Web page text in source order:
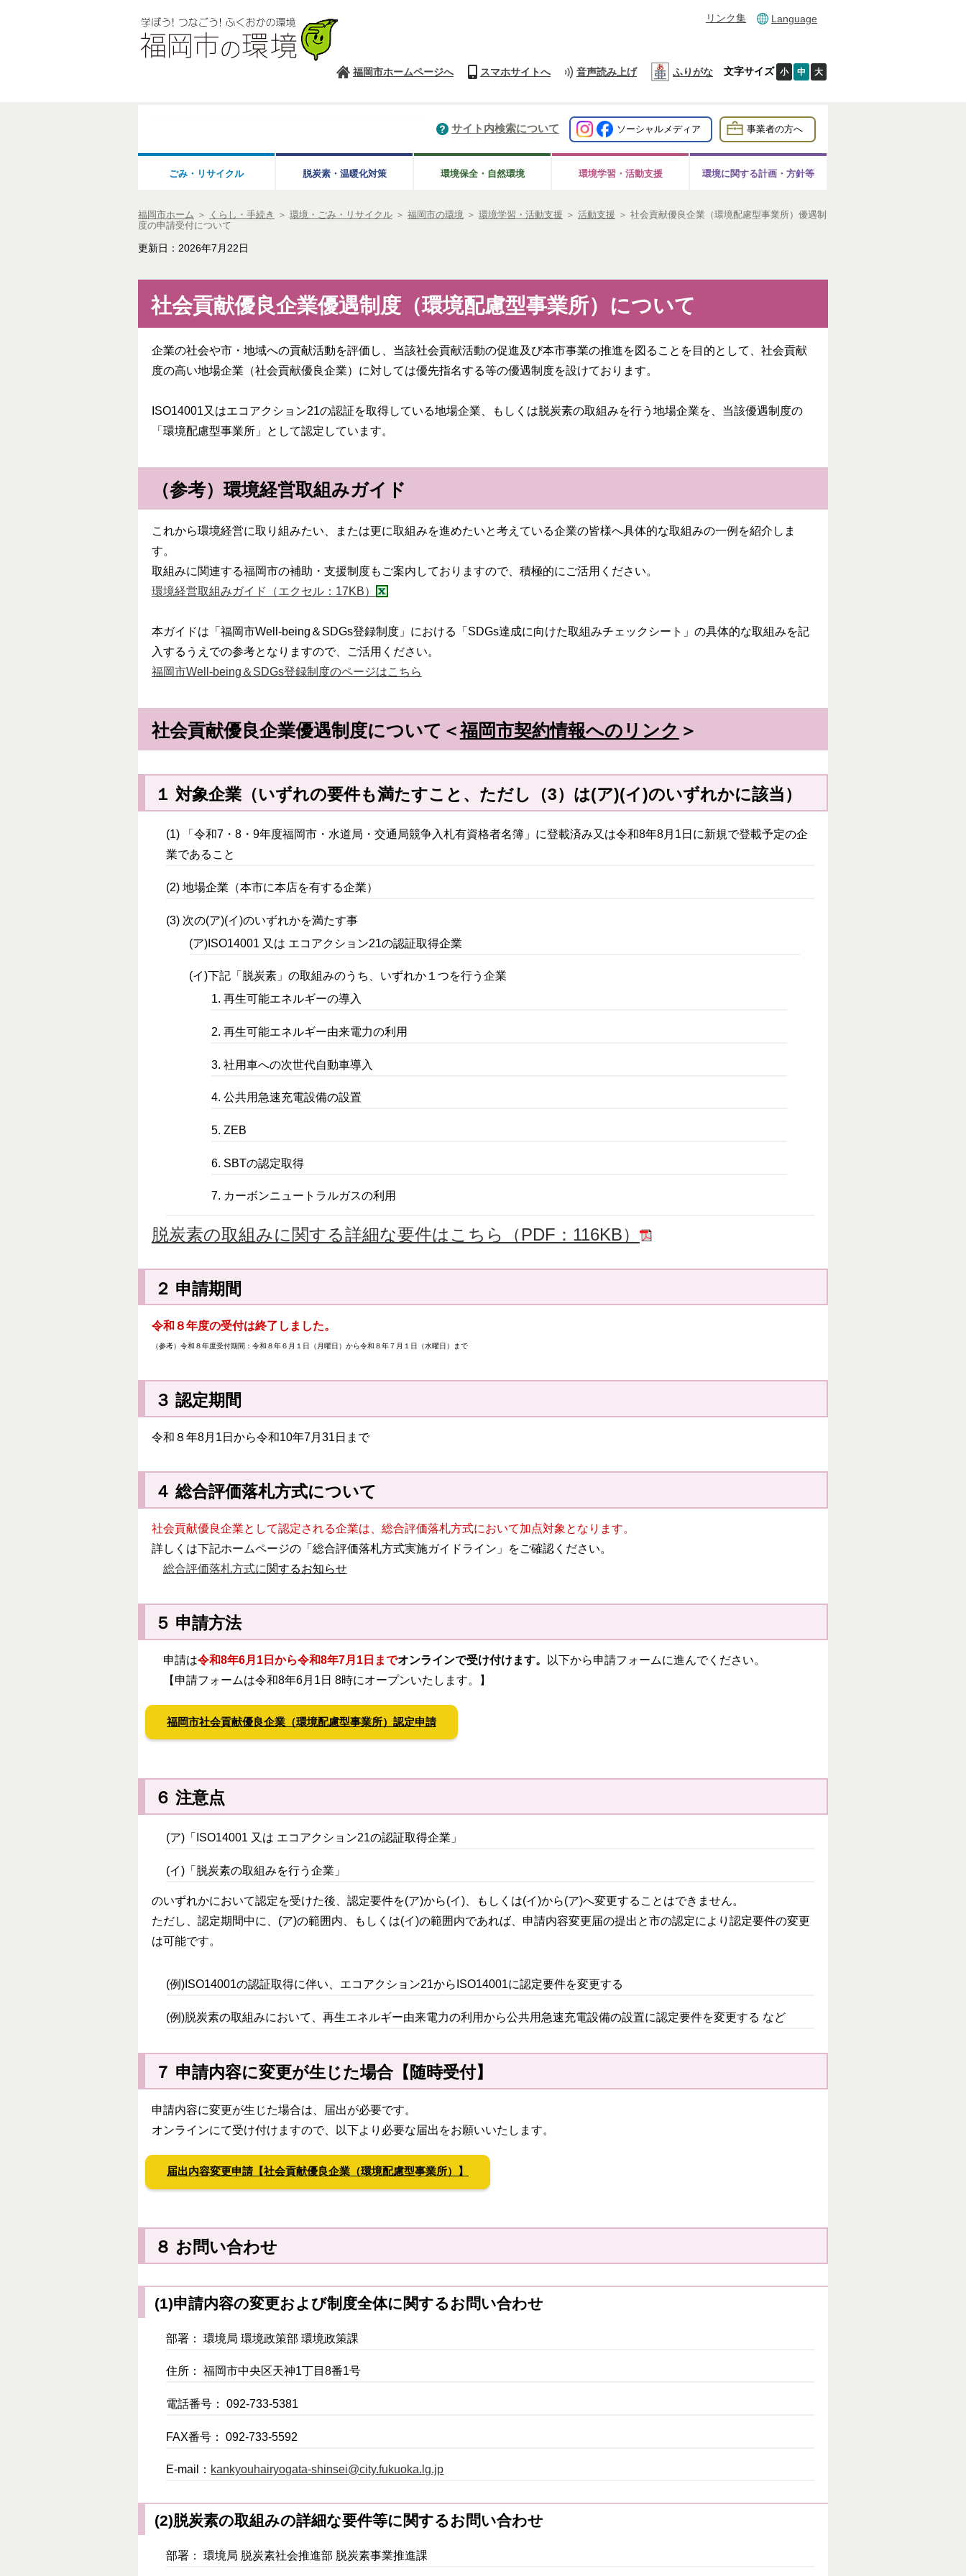
リンク集 Language
福岡市ホームページへ スマホサイトへ 音声読み上げ ふりがな 文字サイズ 小 中 大
ソーシャルメディア 事業者の方へ
サイト内検索について
ごみ・リサイクル 脱炭素・温暖化対策 環境保全・自然環境 環境学習・活動支援 環境に関する計画・方針等
福岡市ホーム ＞ くらし・手続き ＞ 環境・ごみ・リサイクル ＞ 福岡市の環境 ＞ 環境学習・活動支援 ＞ 活動支援 ＞ 社会貢献優良企業（環境配慮型事業所）優遇制
度の申請受付について
更新日：2026年7月22日
社会貢献優良企業優遇制度（環境配慮型事業所）について
企業の社会や市・地域への貢献活動を評価し、当該社会貢献活動の促進及び本市事業の推進を図ることを目的として、社会貢献
度の高い地場企業（社会貢献優良企業）に対しては優先指名する等の優遇制度を設けております。
ISO14001又はエコアクション21の認証を取得している地場企業、もしくは脱炭素の取組みを行う地場企業を、当該優遇制度の
「環境配慮型事業所」として認定しています。
（参考）環境経営取組みガイド
これから環境経営に取り組みたい、または更に取組みを進めたいと考えている企業の皆様へ具体的な取組みの一例を紹介しま
す。
取組みに関連する福岡市の補助・支援制度もご案内しておりますので、積極的にご活用ください。
環境経営取組みガイド（エクセル：17KB）
本ガイドは「福岡市Well-being＆SDGs登録制度」における「SDGs達成に向けた取組みチェックシート」の具体的な取組みを記
入するうえでの参考となりますので、ご活用ください。
福岡市Well-being＆SDGs登録制度のページはこちら
社会貢献優良企業優遇制度について＜福岡市契約情報へのリンク ＞
１ 対象企業（いずれの要件も満たすこと、ただし（3）は(ア)(イ)のいずれかに該当）
(1) 「令和7・8・9年度福岡市・水道局・交通局競争入札有資格者名簿」に登載済み又は令和8年8月1日に新規で登載予定の企
業であること
(2) 地場企業（本市に本店を有する企業）
(3) 次の(ア)(イ)のいずれかを満たす事
(ア)ISO14001 又は エコアクション21の認証取得企業
(イ)下記「脱炭素」の取組みのうち、いずれか１つを行う企業
1. 再生可能エネルギーの導入
2. 再生可能エネルギー由来電力の利用
3. 社用車への次世代自動車導入
4. 公共用急速充電設備の設置
5. ZEB
6. SBTの認定取得
7. カーボンニュートラルガスの利用
脱炭素の取組みに関する詳細な要件はこちら（PDF：116KB）
２ 申請期間
令和８年度の受付は終了しました。
（参考）令和８年度受付期間：令和８年６月１日（月曜日）から令和８年７月１日（水曜日）まで
３ 認定期間
令和８年8月1日から令和10年7月31日まで
４ 総合評価落札方式について
社会貢献優良企業として認定される企業は、総合評価落札方式において加点対象となります。
詳しくは下記ホームページの「総合評価落札方式実施ガイドライン」をご確認ください。
総合評価落札方式に関するお知らせ
５ 申請方法
申請は令和8年6月1日から令和8年7月1日までオンラインで受け付けます。
以下から申請フォームに進んでください。
【申請フォームは令和8年6月1日 8時にオープンいたします。】
福岡市社会貢献優良企業（環境配慮型事業所）認定申請
６ 注意点
(ア)「ISO14001 又は エコアクション21の認証取得企業」
(イ)「脱炭素の取組みを行う企業」
のいずれかにおいて認定を受けた後、認定要件を(ア)から(イ)、もしくは(イ)から(ア)へ変更することはできません。
ただし、認定期間中に、(ア)の範囲内、もしくは(イ)の範囲内であれば、申請内容変更届の提出と市の認定により認定要件の変更
は可能です。
(例)ISO14001の認証取得に伴い、エコアクション21からISO14001に認定要件を変更する
(例)脱炭素の取組みにおいて、再生エネルギー由来電力の利用から公共用急速充電設備の設置に認定要件を変更する など
７ 申請内容に変更が生じた場合【随時受付】
申請内容に変更が生じた場合は、届出が必要です。
オンラインにて受け付けますので、以下より必要な届出をお願いいたします。
届出内容変更申請【社会貢献優良企業（環境配慮型事業所）】
８ お問い合わせ
(1)申請内容の変更および制度全体に関するお問い合わせ
部署： 環境局 環境政策部 環境政策課
住所： 福岡市中央区天神1丁目8番1号
電話番号： 092-733-5381
FAX番号： 092-733-5592
E-mail： kankyouhairyogata-shinsei@city.fukuoka.lg.jp
(2)脱炭素の取組みの詳細な要件等に関するお問い合わせ
部署： 環境局 脱炭素社会推進部 脱炭素事業推進課